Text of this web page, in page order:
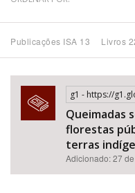
Subtema
Área de Levantamento
Área Protegida
Publicações ISA 13 Livros
g1 - https://
Queimadas
florestas
terras
Adicionado: 27